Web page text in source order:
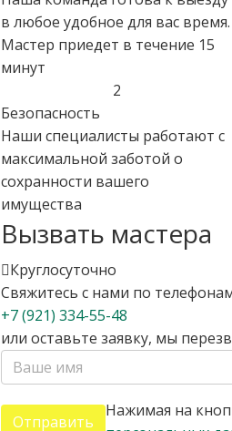
в любое удобное для вас время.
Мастер приедет в течение 15
минут
2
Безопасность
Наши специалисты работают с
максимальной заботой о
сохранности вашего
имущества
Вызвать мастера
Круглосуточно
Свяжитесь с нами по
+7 (921) 334-55-48
или оставьте заявку, мы
Отправить
Нажимая на